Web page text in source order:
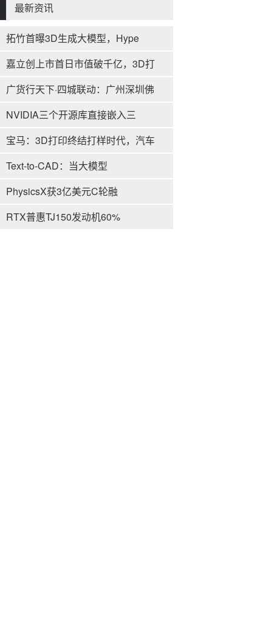
最新资讯
拓竹首曝3D生成大模型，Hype
嘉立创上市首日市值破千亿，3D打
广货行天下·四城联动：广州深圳佛
NVIDIA三个开源库直接嵌入三
宝马：3D打印终结打样时代，汽车
Text-to-CAD：当大模型
PhysicsX获3亿美元C轮融
RTX普惠TJ150发动机60%